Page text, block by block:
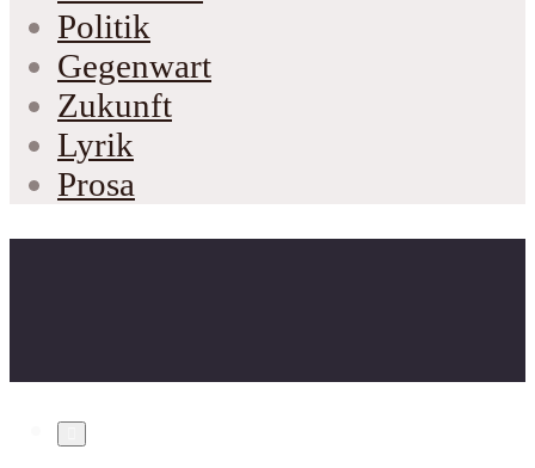
Politik
Gegenwart
Zukunft
Lyrik
Prosa